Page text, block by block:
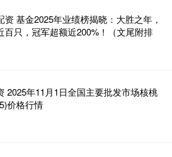
资 基金2025年业绩榜揭晓：大胜之年，
百只，冠军超额近200%！（文尾附排
2025年11月1日全国主要批发市场核桃
价格行情